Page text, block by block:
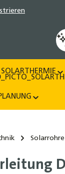
springen
SOLARTHERMIE